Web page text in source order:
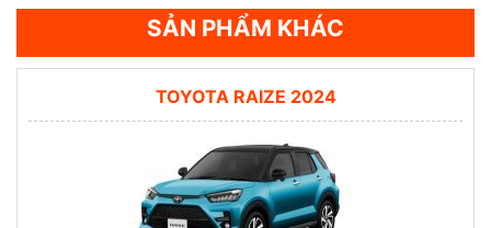
SẢN PHẨM KHÁC
TOYOTA RAIZE 2024